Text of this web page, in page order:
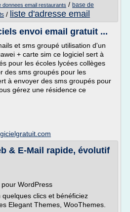
donnees email restaurants / base de
/ liste d'adresse email
envoi email gratuit ...
et sms groupé utilisation d'un
+ carte sim ce logiciel sert à
pour les écoles lycées collèges
des sms groupés pour les
à envoyer des sms groupés pour
gérez une résidence ce
& E-Mail rapide, évolutif
WordPress
clics et bénéficiez
Elegant Themes, WooThemes.